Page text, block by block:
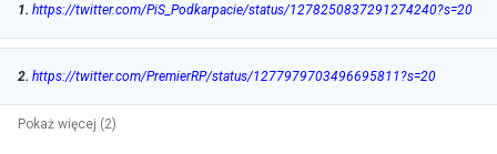
1. https://twitter.com/PiS_Podkarpacie/status/1278250837291274240?s=20
2. https://twitter.com/PremierRP/status/1277979703496695811?s=20
Pokaż więcej (2)